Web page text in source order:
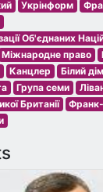
Укрінформ
Об'єднаних
Міжнародне право
Канцлер Білий дім
Група семи
Британії